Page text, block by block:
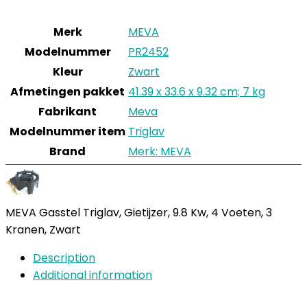
Merk
MEVA
Modelnummer
PR2452
Kleur
Zwart
Afmetingen pakket 41.39 x 33.6 x 9.32 cm; 7 kg
Fabrikant
Meva
Modelnummer item Triglav
Brand
Merk: MEVA
MEVA Gasstel Triglav, Gietijzer, 9.8 Kw, 4 Voeten, 3
Kranen, Zwart
Description
Additional information